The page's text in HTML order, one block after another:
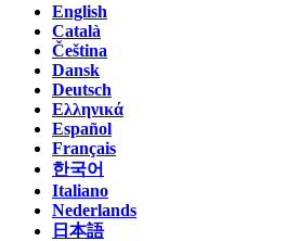
English
Català
Čeština
Dansk
Deutsch
Ελληνικά
Español
Français
한국어
Italiano
Nederlands
日本語